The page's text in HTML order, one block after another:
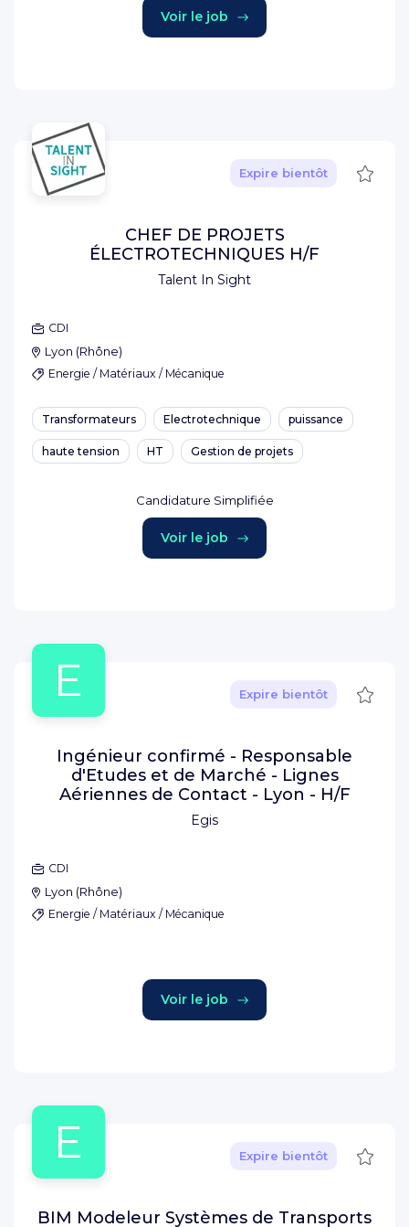
Voir le job
Talent In Sight
Expire bientôt
CHEF DE PROJETS
ÉLECTROTECHNIQUES H/F
CDI
Lyon (Rhône)
Energie / Matériaux / Mécanique
Transformateurs Electrotechnique puissance
haute tension HT Gestion de projets
Candidature Simplifiée
Voir le job
E
Egis
Expire bientôt
Ingénieur confirmé - Responsable
d'Etudes et de Marché - Lignes
Aériennes de Contact - Lyon - H/F
CDI
Lyon (Rhône)
Energie / Matériaux / Mécanique
Voir le job
E Expire bientôt
BIM Modeleur Systèmes de Transports